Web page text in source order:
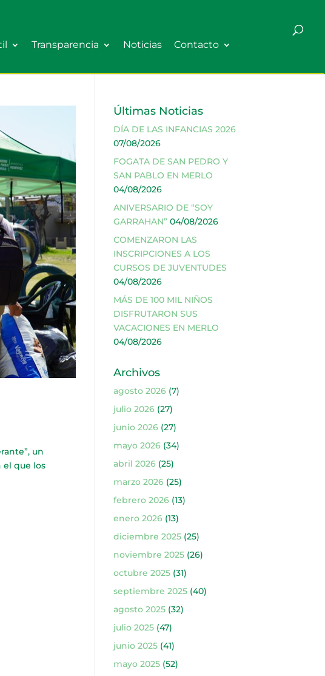
Transparencia Noticias Contacto
un
el que los
Últimas Noticias
DÍA DE LAS INFANCIAS 2026
07/08/2026
FOGATA DE SAN PEDRO Y
SAN PABLO EN MERLO
04/08/2026
ANIVERSARIO DE “SOY
GARRAHAN” 04/08/2026
COMENZARON LAS
INSCRIPCIONES A LOS
CURSOS DE JUVENTUDES
04/08/2026
MÁS DE 100 MIL NIÑOS
DISFRUTARON SUS
VACACIONES EN MERLO
04/08/2026
Archivos
agosto 2026(7)
julio 2026(27)
junio 2026(27)
mayo 2026(34)
abril 2026(25)
marzo 2026(25)
febrero 2026(13)
enero 2026(13)
diciembre 2025(25)
noviembre 2025(26)
octubre 2025(31)
septiembre 2025(40)
agosto 2025(32)
julio 2025(47)
junio 2025(41)
mayo 2025(52)